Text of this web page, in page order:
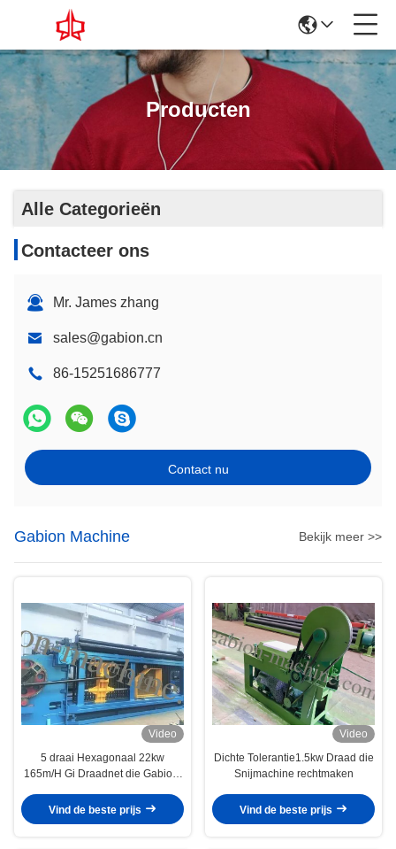
Producten
Alle Categorieën
Contacteer ons
Mr. James zhang
sales@gabion.cn
86-15251686777
Contact nu
Gabion Machine Bekijk meer >>
Video
5 draai Hexagonaal 22kw
165m/H Gi Draadnet die Gabion-
Vind de beste prijs
Video
Dichte Tolerantie1.5kw Draad die
Snijmachine rechtmaken
Vind de beste prijs